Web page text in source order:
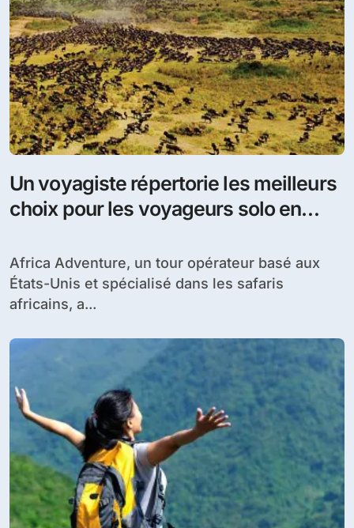
Un voyagiste répertorie les meilleurs
choix pour les voyageurs solo en
Africa Adventure, un tour opérateur basé aux
États-Unis et spécialisé dans les safaris
africains, a...